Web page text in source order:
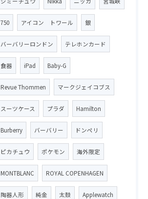
750 アイコン トワール 銀
バーバリーロンドン テレホンカード
食器 iPad Baby-G
Revue Thommen マークジェイコブス
スーツケース プラダ Hamilton
Burberry バーバリー ドンペリ
ピカチュウ ポケモン 海外限定
MONTBLANC ROYAL COPENHAGEN
陶器人形 純金 太鼓 Applewatch